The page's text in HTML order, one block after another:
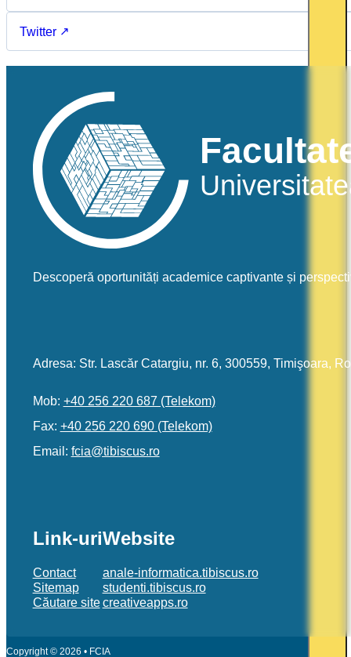
Twitter
Descoperă oportunități academice captivante și
Adresa: Str. Lascăr Catargiu, nr. 6, 300559, Timişoara,
Mob: +40 256 220 687 (Telekom)
Fax: +40 256 220 690 (Telekom)
Email: or.sucsibit@aicf
Link-uri
Contact
Sitemap
Căutare site
Website
anale-informatica.tibiscus.ro
studenti.tibiscus.ro
creativeapps.ro
Copyright © 2026 • FCIA